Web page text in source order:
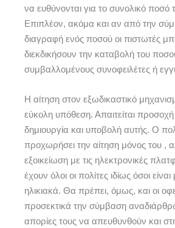
να ευθύνονται για το συνολικό ποσό
Επιπλέον, ακόμα και αν από την
διαγραφή ενός ποσού οι πιστωτές
διεκδικήσουν την καταβολή του
συμβαλλομένους συνοφειλέτες ή
Η αίτηση στον εξωδικαστικό
εύκολη υπόθεση. Απαιτείται
δημιουργία και υποβολή αυτής. Ο
προχωρήσει την αίτηση μόνος του ,
εξοικείωση με τις ηλεκτρονικές
έχουν όλοι οι πολίτες ιδίως όσοι
ηλικιακά. Θα πρέπει, όμως, και οι
προσεκτικά την σύμβαση
απορίες τους να απευθυνθούν και